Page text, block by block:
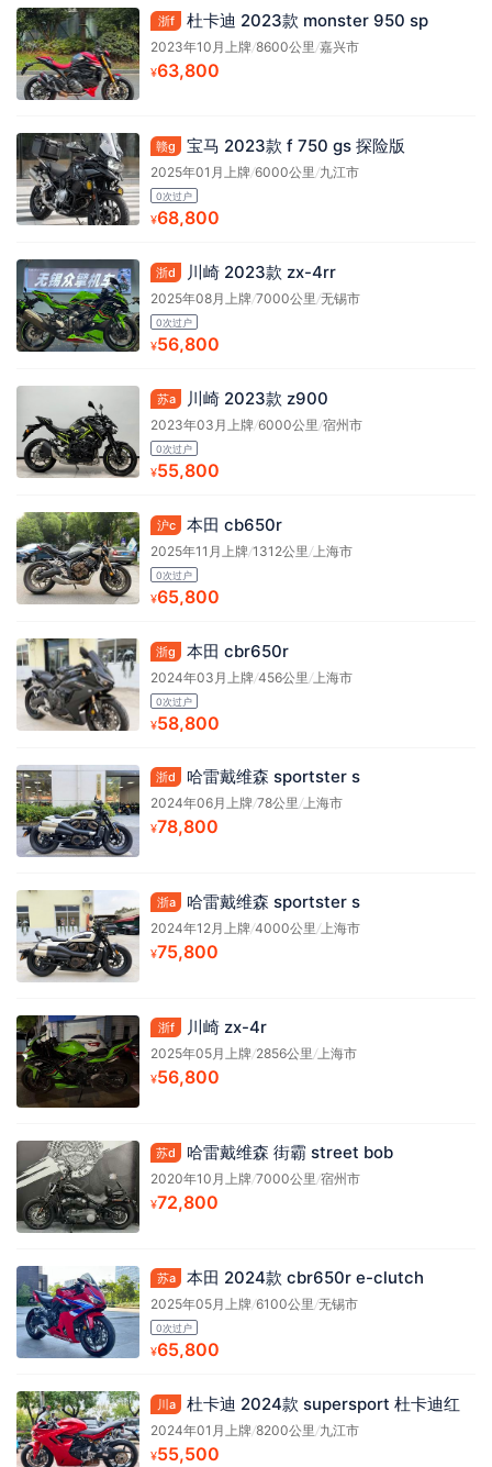
浙f 杜卡迪 2023款 monster 950 sp
2023年10月上牌/8600公里 /嘉兴市
¥63,800
赣g 宝马 2023款 f 750 gs 探险版
2025年01月上牌/6000公里 /九江市
0次过户
¥68,800
浙d 川崎 2023款 zx-4rr
2025年08月上牌/7000公里 /无锡市
0次过户
¥56,800
苏a 川崎 2023款 z900
2023年03月上牌/6000公里 /宿州市
0次过户
¥55,800
沪c 本田 cb650r
2025年11月上牌/1312公里 /上海市
0次过户
¥65,800
浙g 本田 cbr650r
2024年03月上牌/456公里 /上海市
0次过户
¥58,800
浙d 哈雷戴维森 sportster s
2024年06月上牌/78公里/上海市
¥78,800
浙a 哈雷戴维森 sportster s
2024年12月上牌/4000公里/上海市
¥75,800
浙f 川崎 zx-4r
2025年05月上牌/2856公里/上海市
¥56,800
苏d 哈雷戴维森 街霸 street bob
2020年10月上牌/7000公里/宿州市
¥72,800
苏a 本田 2024款 cbr650r e-clutch
2025年05月上牌/6100公里/无锡市
0次过户
¥65,800
川a 杜卡迪 2024款 supersport 杜卡迪红
2024年01月上牌/8200公里/九江市
¥55,500